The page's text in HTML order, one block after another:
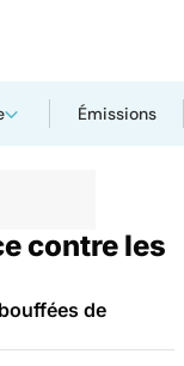
Émissions
contre les
de